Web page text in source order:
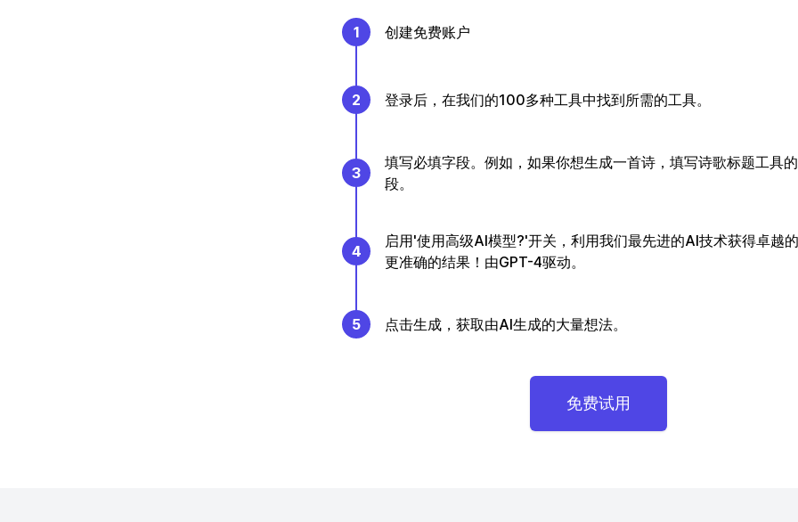
1 创建免费账户
2 登录后，在我们的100多种工具中找到所需的工具。
3
填写必填字段。例如，如果你想生成一首诗，填写诗歌标题工具
段。
4
启用'使用高级AI模型?'开关，利用我们最先进的AI技术获得卓越
更准确的结果！由GPT-4驱动。
5 点击生成，获取由AI生成的大量想法。
免费试用